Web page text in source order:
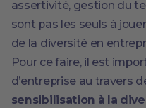
assertivité, gestion du
sont pas les seuls à
de la diversité en
Pour ce faire, il est
d’entreprise au travers
sensibilisation à la